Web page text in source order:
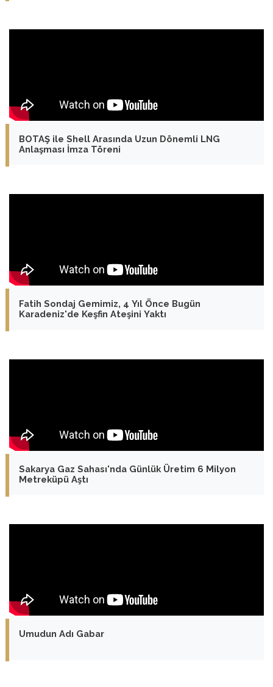
BOTAŞ ile Shell Arasında Uzun Dönemli LNG
Anlaşması İmza Töreni
Fatih Sondaj Gemimiz, 4 Yıl Önce Bugün
Karadeniz'de Keşfin Ateşini Yaktı
Sakarya Gaz Sahası'nda Günlük Üretim 6 Milyon
Metreküpü Aştı
Umudun Adı Gabar